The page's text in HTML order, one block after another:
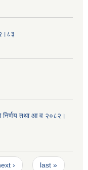
निर्णय तथा आ व २०८२।
› last »